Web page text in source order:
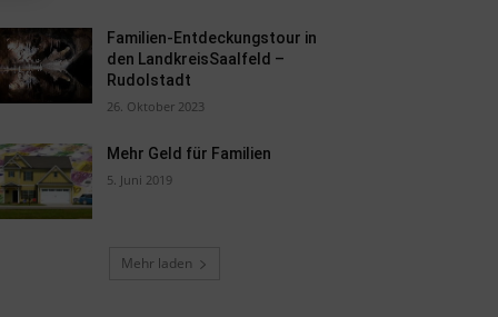
Familien-Entdeckungstour in
den LandkreisSaalfeld –
Rudolstadt
26. Oktober 2023
Mehr Geld für Familien
5. Juni 2019
Mehr laden